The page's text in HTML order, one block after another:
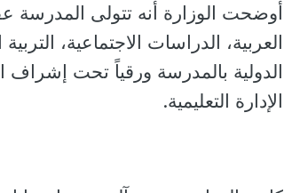
أوضحت الوزارة أنه تتولى المدرسة
العربية، الدراسات الاجتماعية،
الدولية بالمدرسة ورقياً تحت إشراف
الإدارة التعليمية.